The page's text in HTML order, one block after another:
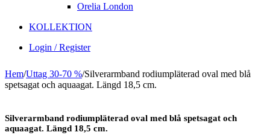
Orelia London
KOLLEKTION
Login / Register
Hem/Uttag 30-70 %/Silverarmband rodiumpläterad oval med blå
spetsagat och aquaagat. Längd 18,5 cm.
Silverarmband rodiumpläterad oval med blå spetsagat och
aquaagat. Längd 18,5 cm.